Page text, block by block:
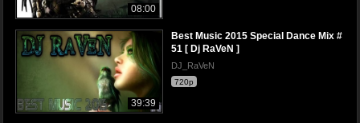
08:00
39:39
Best Music 2015 Special Dance Mix #
51 [ Dj RaVeN ]
DJ_RaVeN
720p